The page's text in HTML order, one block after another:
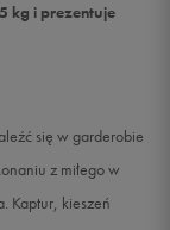
kg i prezentuje
się w garderobie
z miłego w
Kaptur, kieszeń